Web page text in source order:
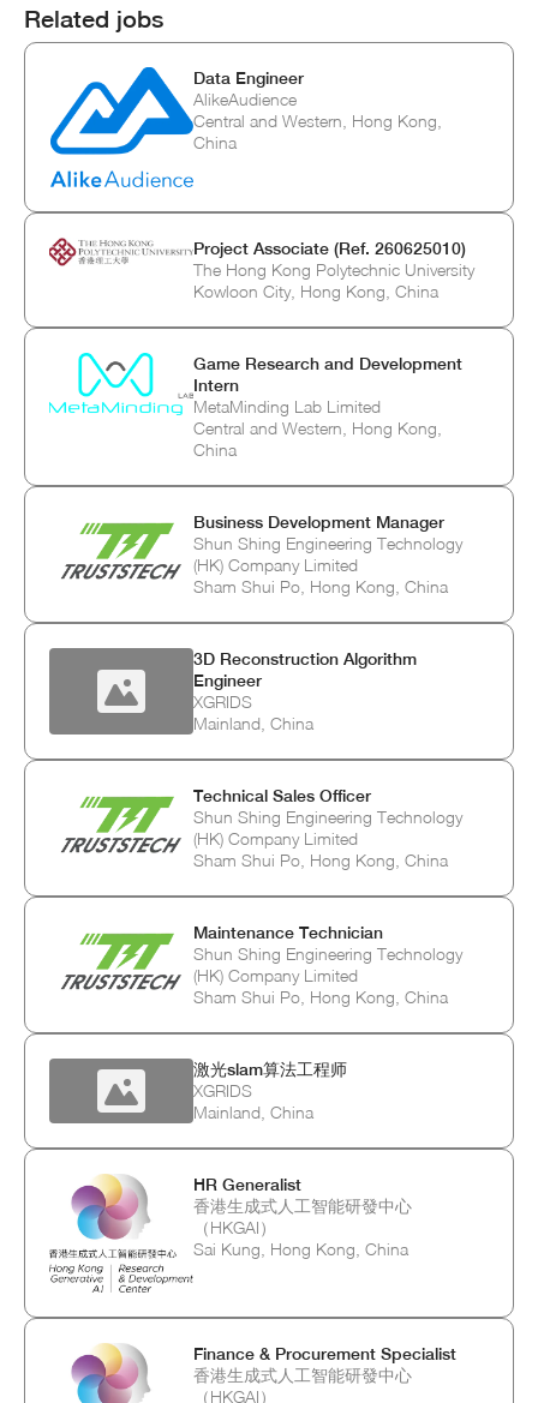
Related jobs
Data Engineer
AlikeAudience
Central and Western, Hong Kong,
China
Project Associate (Ref. 260625010)
The Hong Kong Polytechnic University
Kowloon City, Hong Kong, China
Game Research and Development
Intern
MetaMinding Lab Limited
Central and Western, Hong Kong,
China
Business Development Manager
Shun Shing Engineering Technology
(HK) Company Limited
Sham Shui Po, Hong Kong, China
3D Reconstruction Algorithm
Engineer
XGRIDS
Mainland, China
Technical Sales Officer
Shun Shing Engineering Technology
(HK) Company Limited
Sham Shui Po, Hong Kong, China
Maintenance Technician
Shun Shing Engineering Technology
(HK) Company Limited
Sham Shui Po, Hong Kong, China
激光slam算法工程师
XGRIDS
Mainland, China
HR Generalist
香港生成式人工智能研發中心
（HKGAI）
Sai Kung, Hong Kong, China
Finance & Procurement Specialist
香港生成式人工智能研發中心
（HKGAI）